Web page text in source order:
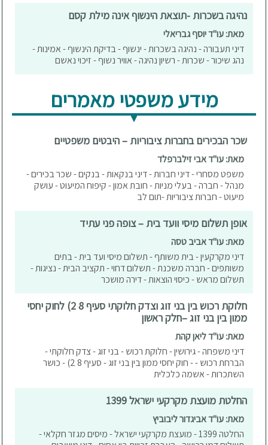
נהיגה בשכרות -תוצאת הינשוף אינה מילת קסם
מאת: עו"ד יוסף גבריאלי
דיני תעבורה - נהיגה בשכרות - ינשוף - בדיקת הינשוף - אמינות -
נהג שיכור - שכרות - רשיון נהיגה - אוויר נשוף - זיכוי נאשם
מידע משפטי מאמרים
שכר הבכירים בחברות ציבוריות – היבטים משפטיים
מאת: עו"ד אבי זילברפלד
משפט מסחרי - דיני חברות - דיני בנקאות - בנקים - שכר בכירים -
מנהל - חברה - בעלי מניות - חובת אמון - קיפוח המיעוט - עושק
מיעוט - חברות ציבוריות -תום לב
אופן תשלום מיסי וועד בית – צופה פני עתיד
מאת: עו"ד אביב טסה
דיני מקרקעין - בית משותף - תשלום מיסי ועד בית - בתים
משותפים - חברה משכנת - תשלום דחוי - תקציב הבית - נציגות -
תשלום מראש - כיסוי הוצאות - דירה מושכר
חלוקת רכוש בין בני זוג וצדק חלוקתי סעיף 8 2) לחוק יחסי
ממון בין בני זוג –חלק ראשון
מאת: עו"ד ליאן קהת
דיני משפחה - גירושין - חלוקת רכוש - בני זוג - צדק חלוקתי -
הברחת רכוש - - חוק יחסי ממון בין בני זוג - סעיף 8 2) - כושר
השתכרות - אשמה כלכלית
החלטת מועצת מקרקעי ישראל 1399
מאת: עו"ד אביגדור ליבוביץ
החלטה 1399 - מועצת מקרקעי ישראל - מיסים מגזר חקלאי -